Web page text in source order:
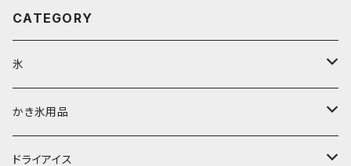
CATEGORY
氷
富士天然水の氷
丸氷
かき氷用品
かき氷シロップ
ドライアイス